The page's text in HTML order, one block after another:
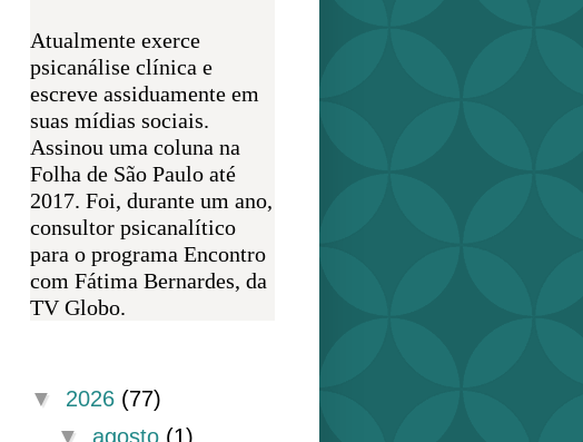
Atualmente exerce
psicanálise clínica e
escreve assiduamente em
suas mídias sociais.
Assinou uma coluna na
Folha de São Paulo até
2017. Foi, durante um ano,
consultor psicanalítico
para o programa Encontro
com Fátima Bernardes, da
TV Globo.
▼ 2026 (77)
▼ agosto (1)